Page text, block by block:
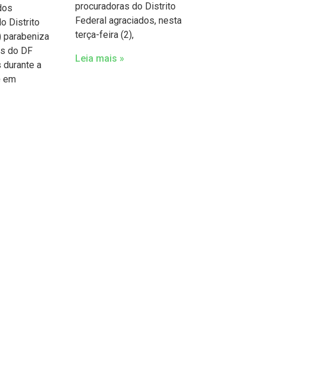
Distrito
parabeniza
do DF
durante a
em
procuradoras do Distrito
Federal agraciados, nesta
terça-feira (2),
Leia mais »